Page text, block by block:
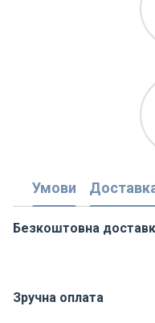
Умови
Безкоштовна
Зручна оплата